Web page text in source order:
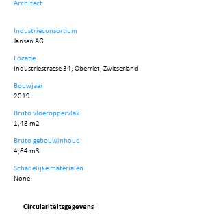
Architect
Industrieconsortium
Jansen AG
Locatie
Industriestrasse 34, Oberriet, Zwitserland
Bouwjaar
2019
Bruto vloeroppervlak
1,48 m2
Bruto gebouwinhoud
4,64 m3
Schadelijke materialen
None
Circulariteitsgegevens